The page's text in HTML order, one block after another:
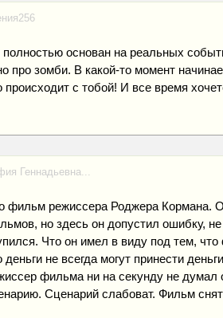
основан на реальных
про зомби. В какой-то момент
происходит с тобой! И все время
Геннадьевна...
фильм режиссера Роджера Кормана.
но здесь он допустил ошибку,
Что он имел в виду под тем,
деньги не всегда могут принести
фильма ни на секунду не
Сценарий слабоват. Фильм